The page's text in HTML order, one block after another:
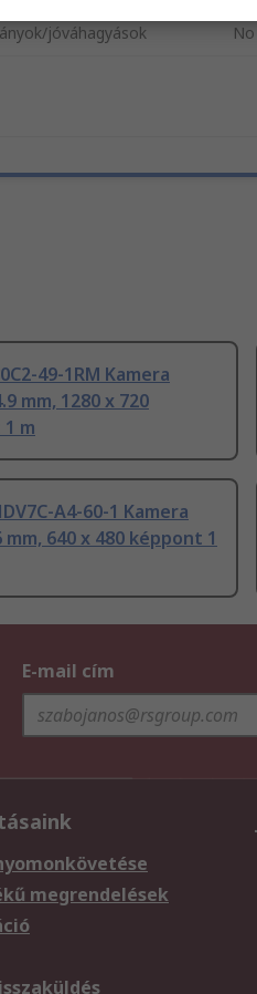
jóváhagyások No
49-1RM Kamera
mm, 1280 x 720
m
A4-60-1 Kamera
mm, 640 x 480 képpont 1
E-mail cím
megrendelések